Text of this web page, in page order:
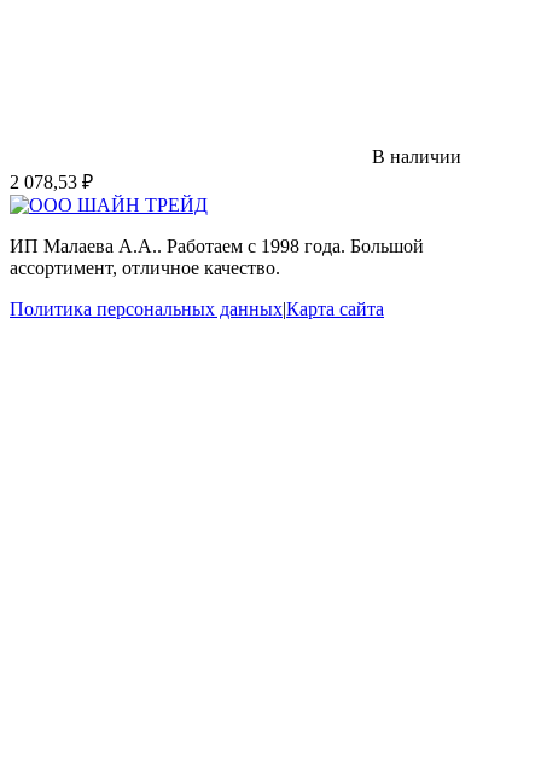
В наличии
2 078,53 ₽
ИП Малаева А.А.. Работаем с 1998 года. Большой
ассортимент, отличное качество.
Политика персональных данных|Карта сайта